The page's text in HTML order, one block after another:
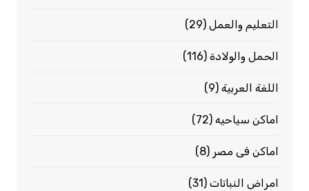
التعليم والعمل(29)
الحمل والولادة(116)
اللغة العربية(9)
اماكن سياحيه(72)
اماكن فى مصر (8)
امراض النباتات(31)